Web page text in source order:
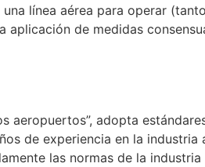
línea aérea para operar
de medidas
aeropuertos”, adopta
de experiencia en la industria
las normas de la